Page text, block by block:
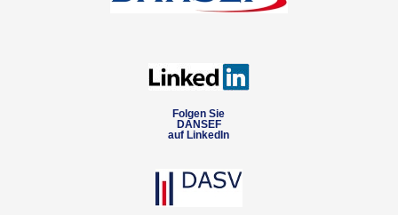
Folgen Sie
DANSEF
auf LinkedIn